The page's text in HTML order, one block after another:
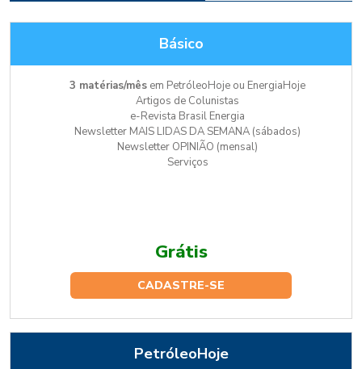
Básico
3 matérias/mês em PetróleoHoje ou EnergiaHoje
Artigos de Colunistas
e-Revista Brasil Energia
Newsletter MAIS LIDAS DA SEMANA (sábados)
Newsletter OPINIÃO (mensal)
Serviços
Grátis
CADASTRE-SE
PetróleoHoje